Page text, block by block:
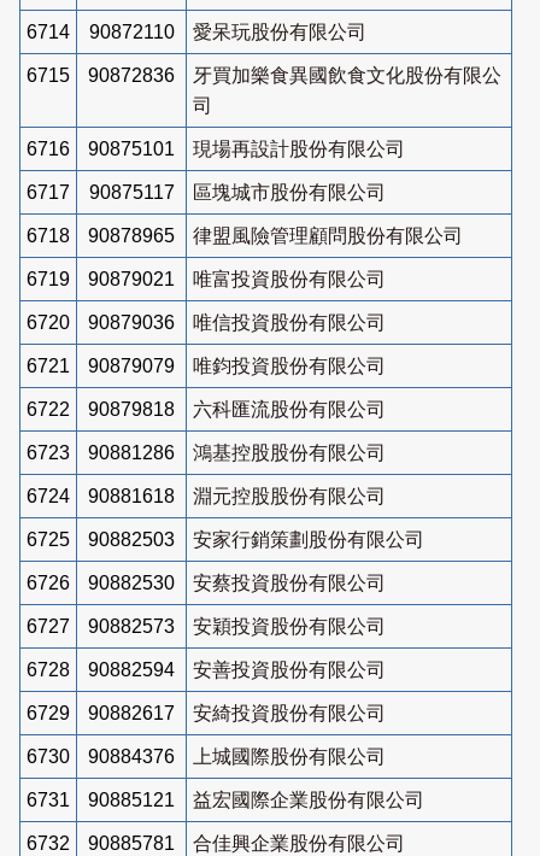
6714 90872110 愛呆玩股份有限公司
6715 90872836
牙買加樂食異國飲食文化股份有限公
司
6716 90875101 現場再設計股份有限公司
6717 90875117 區塊城市股份有限公司
6718 90878965 律盟風險管理顧問股份有限公司
6719 90879021 唯富投資股份有限公司
6720 90879036 唯信投資股份有限公司
6721 90879079 唯鈞投資股份有限公司
6722 90879818 六科匯流股份有限公司
6723 90881286 鴻基控股股份有限公司
6724 90881618 淵元控股股份有限公司
6725 90882503 安家行銷策劃股份有限公司
6726 90882530 安蔡投資股份有限公司
6727 90882573 安穎投資股份有限公司
6728 90882594 安善投資股份有限公司
6729 90882617 安綺投資股份有限公司
6730 90884376 上城國際股份有限公司
6731 90885121 益宏國際企業股份有限公司
6732 90885781 合佳興企業股份有限公司